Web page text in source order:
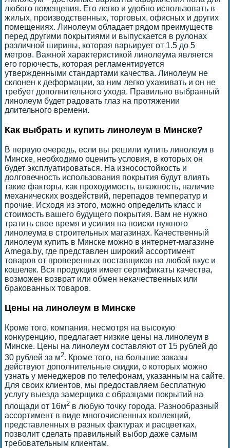
любого помещения. Его легко и удобно использовать в
жилых, производственных, торговых, офисных и других
помещениях. Линолеум обладает рядом преимуществ
перед другими покрытиями и выпускается в рулонах
различной ширины, которая варьирует от 1.5 до 5
метров. Важной характеристикой линолеума является
его горючесть, которая регламентируется
утвержденными стандартами качества. Линолеум не
склонен к деформации, за ним легко ухаживать и он не
требует дополнительного ухода. Правильно выбранный
линолеум будет радовать глаз на протяжении
длительного времени.
Как выбрать и купить линолеум в Минске?
В первую очередь, если вы решили купить линолеум в
Минске, необходимо оценить условия, в которых он
будет эксплуатироваться. На износостойкость и
долговечность использования покрытия будут влиять
такие факторы, как проходимость, влажность, наличие
механических воздействий, перепадов температур и
прочие. Исходя из этого, можно определить класс и
стоимость вашего будущего покрытия. Вам не нужно
тратить свое время и усилия на поиски нужного
линолеума в строительных магазинах. Качественный
линолеум купить в Минске можно в интернет-магазине
Amega.by, где представлен широкий ассортимент
товаров от проверенных поставщиков на любой вкус и
кошелек. Вся продукция имеет сертификаты качества,
возможен возврат или обмен некачественных или
бракованных товаров.
Цены на линолеум в Минске
Кроме того, компания, несмотря на высокую
конкуренцию, предлагает низкие цены на линолеум в
Минске. Цены на линолеум составляют от 15 рублей до
30 рублей за м2. Кроме того, на большие заказы
действуют дополнительные скидки, о которых можно
узнать у менеджеров по телефонам, указанным на сайте.
Для своих клиентов, мы предоставляем бесплатную
услугу выезда замерщика с образцами покрытий на
площади от 16м2 в любую точку города. Разнообразный
ассортимент в виде многочисленных коллекций,
представленных в разных фактурах и расцветках,
позволит сделать правильный выбор даже самым
требовательным клиентам.